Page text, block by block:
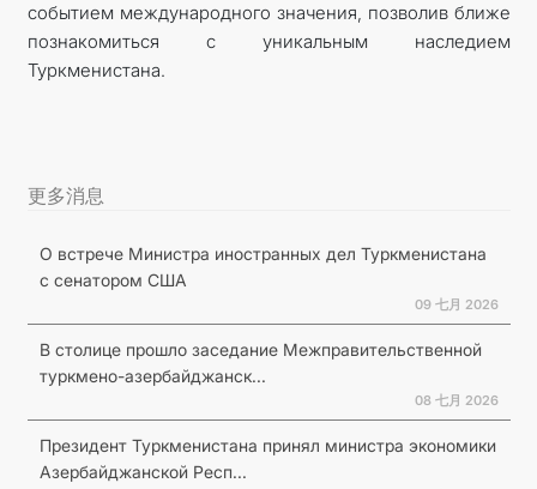
событием международного значения, позволив ближе
познакомиться с уникальным наследием
Туркменистана.
更多消息
О встрече Министра иностранных дел Туркменистана
с сенатором США
09 七月 2026
В столице прошло заседание Межправительственной
туркмено-азербайджанск...
08 七月 2026
Президент Туркменистана принял министра экономики
Азербайджанской Респ...